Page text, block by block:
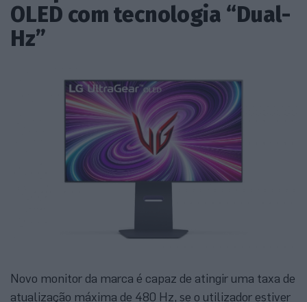
OLED com tecnologia “Dual-
Hz”
Novo monitor da marca é capaz de atingir uma taxa de
atualização máxima de 480 Hz, se o utilizador estiver